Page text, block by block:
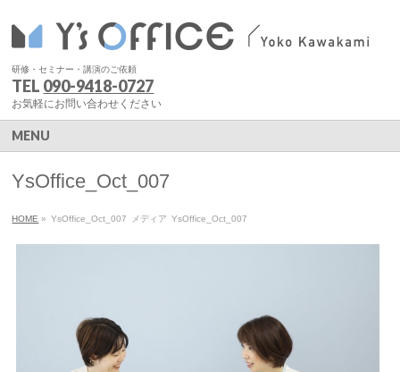
研修・セミナー・講演のご依頼
TEL 090-9418-0727
お気軽にお問い合わせください
MENU
YsOffice_Oct_007
HOME » YsOffice_Oct_007 メディア YsOffice_Oct_007